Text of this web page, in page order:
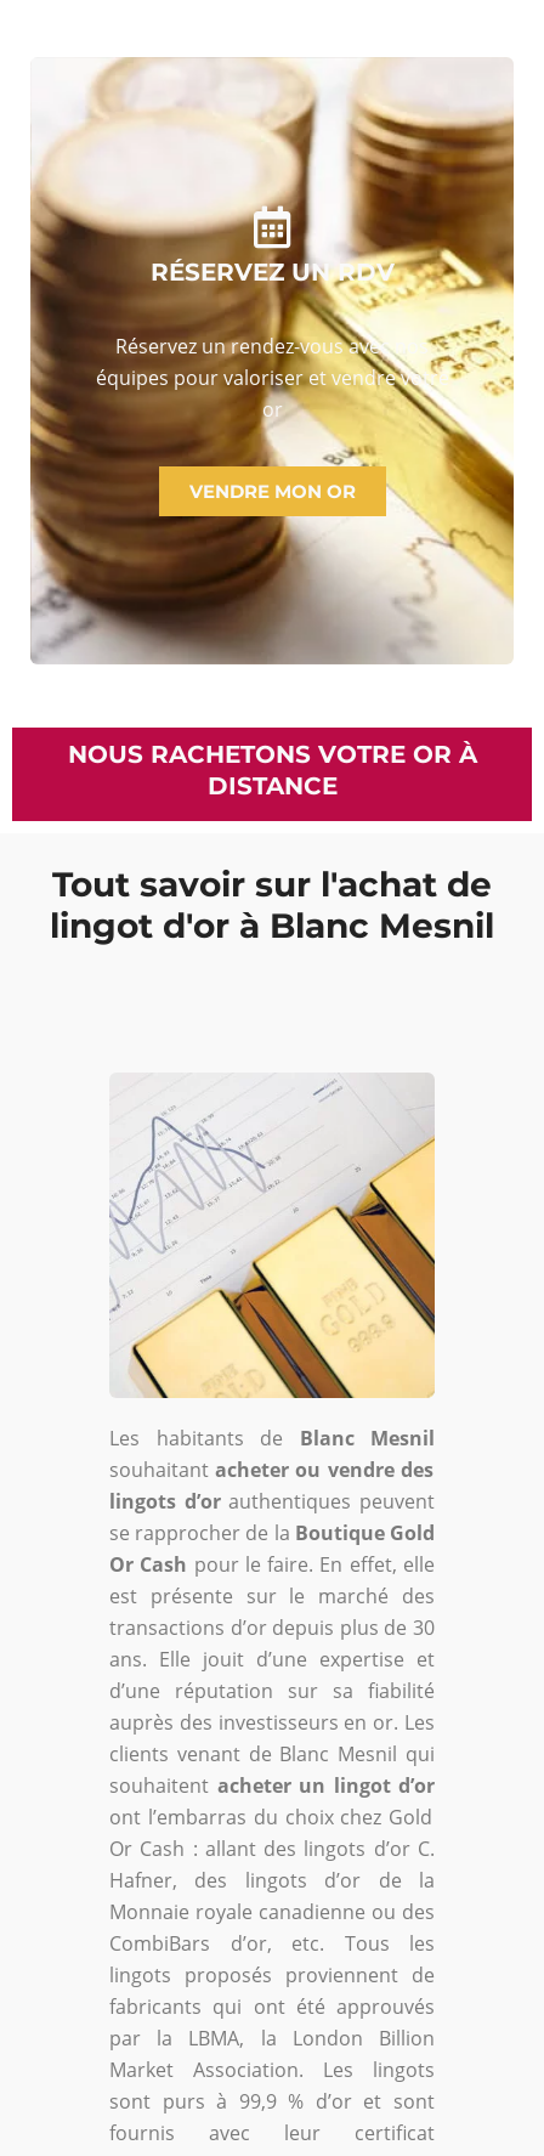
RÉSERVEZ UN RDV
Réservez un rendez-vous avec nos
équipes pour valoriser et vendre votre
or
VENDRE MON OR
NOUS RACHETONS VOTRE OR À
DISTANCE
Tout savoir sur l'achat de
lingot d'or à Blanc Mesnil
Les habitants de Blanc Mesnil
souhaitantacheter ou vendre des
lingots d’orauthentiques peuvent
se rapprocher de la Boutique Gold
Or Cash pour le faire. En effet, elle
est présente sur le marché des
transactions d’or depuis plus de 30
ans. Elle jouit d’une expertise et
d’une réputation sur sa fiabilité
auprès des investisseurs en or. Les
clients venant de Blanc Mesnil qui
souhaitent acheter un lingot d’or
ont l’embarras du choix chez Gold
Or Cash : allant des lingots d’or C.
Hafner, des lingots d’or de la
Monnaie royale canadienne ou des
CombiBars d’or, etc. Tous les
lingots proposés proviennent de
fabricants qui ont été approuvés
par la LBMA, la London Billion
Market Association. Les lingots
sont purs à 99,9 % d’or et sont
fournis avec leur certificat